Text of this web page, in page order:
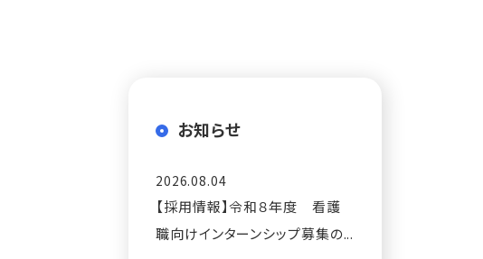
お知らせ
2026.08.04
【採用情報】令和８年度 看護
職向けインターンシップ募集の...